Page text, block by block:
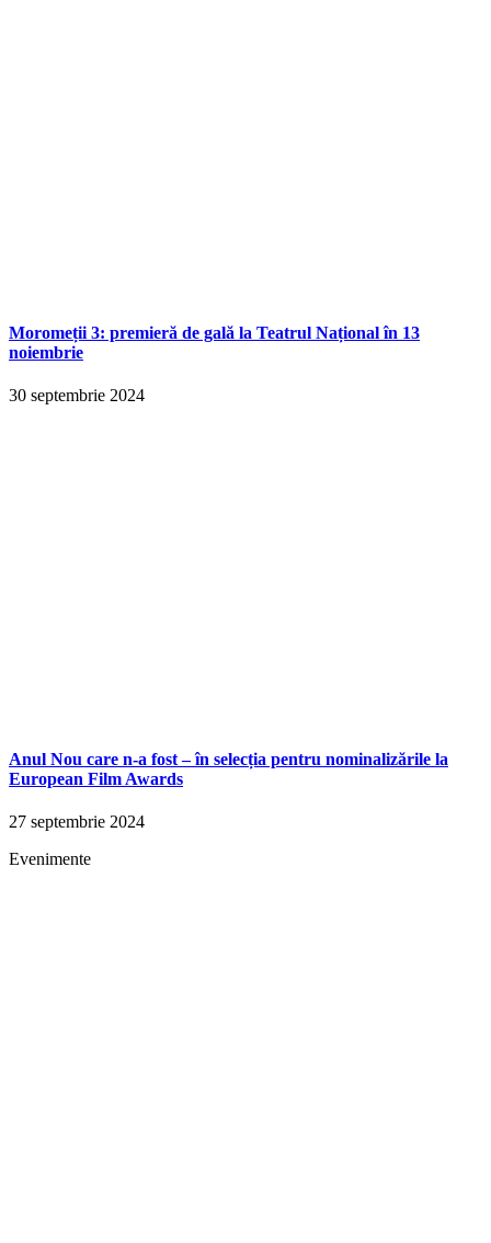
Moromeții 3: premieră de gală la Teatrul Național în 13
noiembrie
30 septembrie 2024
Anul Nou care n-a fost – în selecția pentru nominalizările la
European Film Awards
27 septembrie 2024
Evenimente